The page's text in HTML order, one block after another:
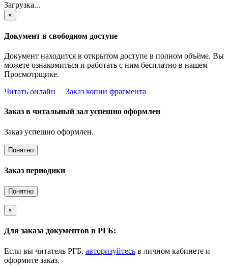
Загрузка...
×
Документ в свободном доступе
Документ находится в открытом доступе в полном объёме. Вы
можете ознакомиться и работать с ним бесплатно в нашем
Просмотрщике.
Читать онлайн
Заказ копии фрагмента
Заказ в читальный зал успешно оформлен
Заказ успешно оформлен.
Понятно
Заказ периодики
Понятно
×
Для заказа документов в РГБ:
Если вы читатель РГБ, авторизуйтесь в личном кабинете и
оформите заказ.